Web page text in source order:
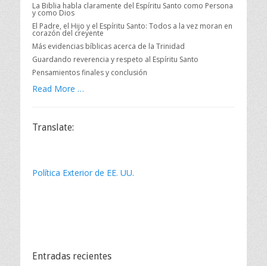
La Biblia habla claramente del Espíritu Santo como Persona
y como Dios
El Padre, el Hijo y el Espíritu Santo: Todos a la vez moran en
corazón del creyente
Más evidencias bíblicas acerca de la Trinidad
Guardando reverencia y respeto al Espíritu Santo
Pensamientos finales y conclusión
Read More …
Translate:
Política Exterior de EE. UU.
Entradas recientes